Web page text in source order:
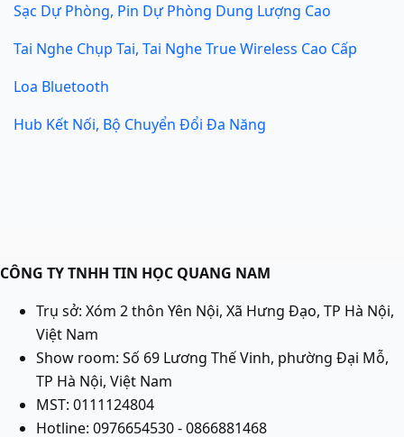
Sạc Dự Phòng, Pin Dự Phòng Dung Lượng Cao
Tai Nghe Chụp Tai, Tai Nghe True Wireless Cao Cấp
Loa Bluetooth
Hub Kết Nối, Bộ Chuyển Đổi Đa Năng
CÔNG TY TNHH TIN HỌC QUANG NAM
Trụ sở: Xóm 2 thôn Yên Nội, Xã Hưng Đạo, TP Hà Nội,
Việt Nam
Show room: Số 69 Lương Thế Vinh, phường Đại Mỗ,
TP Hà Nội, Việt Nam
MST: 0111124804
Hotline: 0976654530 - 0866881468